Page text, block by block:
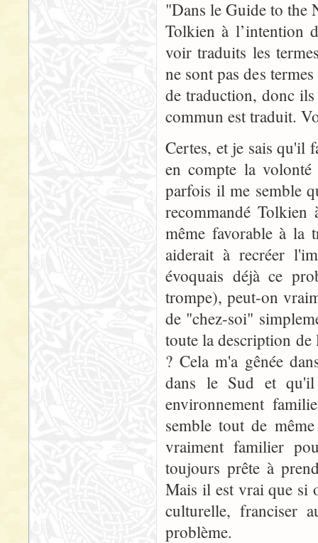
"Dans le Guide to the
Tolkien à l’intention
voir traduits les
ne sont pas des
de traduction, donc
commun est traduit.
Certes, et je sais qu'il
en compte la
parfois il me semble
recommandé
même favorable à la
aiderait à recréer
évoquais déjà ce
trompe), peut-on
de "chez-soi"
toute la description de
? Cela m'a gênée
dans le Sud et
environnement
semble tout de
vraiment familier
toujours prête à
Mais il est vrai que si
culturelle, franciser
problème.